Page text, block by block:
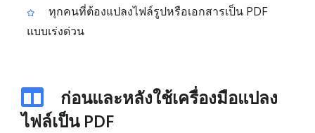
ทุกคนที่ต้องแปลงไฟล์รูปหรือเอกสารเป็น PDF
แบบเร่งด่วน
ก่อนและหลังใช้เครื่องมือแปลง
ไฟล์เป็น PDF